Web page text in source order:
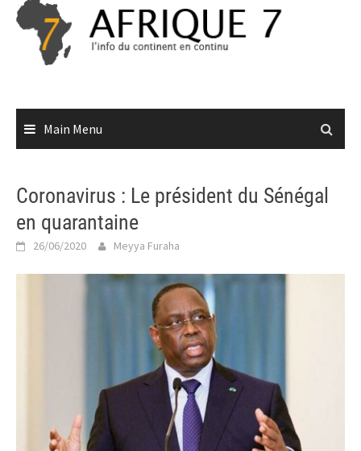
Skip
content
Main Menu
Coronavirus : Le président du Sénégal
en quarantaine
26/06/2020 Meyya Furaha